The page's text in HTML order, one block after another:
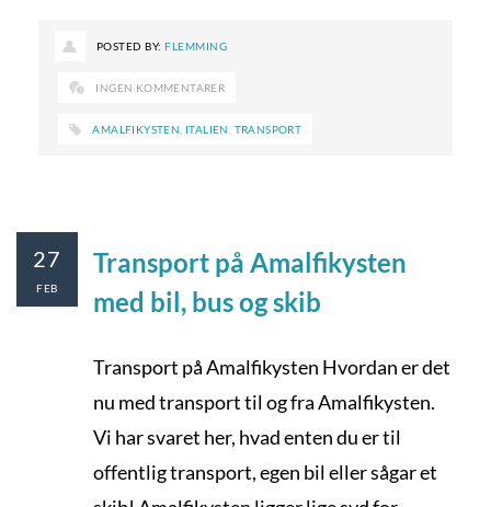
POSTED BY:FLEMMING
INGEN KOMMENTARER
AMALFIKYSTEN ITALIEN TRANSPORT
Transport på Amalfikysten
med bil, bus og skib
Transport på Amalfikysten Hvordan er det
nu med transport til og fra Amalfikysten.
Vi har svaret her, hvad enten du er til
offentlig transport, egen bil eller sågar et
27
FEB